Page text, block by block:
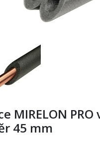
MIRELON
45 mm